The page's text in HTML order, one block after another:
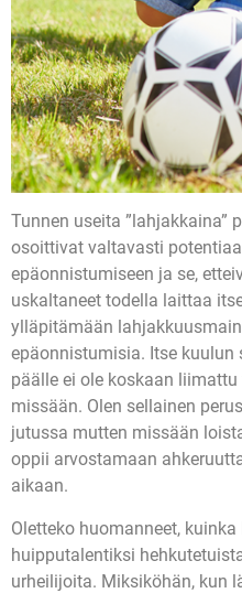
Tunnen useita ”lahjakkaina”
osoittivat valtavasti
epäonnistumiseen ja se,
uskaltaneet todella laittaa
ylläpitämään
epäonnistumisia. Itse
päälle ei ole koskaan
missään. Olen sellainen
jutussa mutten missään
oppii arvostamaan
aikaan.
Oletteko huomanneet,
huipputalentiksi
urheilijoita. Miksiköhän, kun